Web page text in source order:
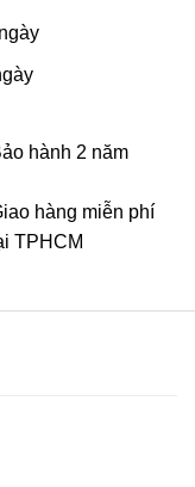
hành 2 năm
hàng miễn phí
TPHCM